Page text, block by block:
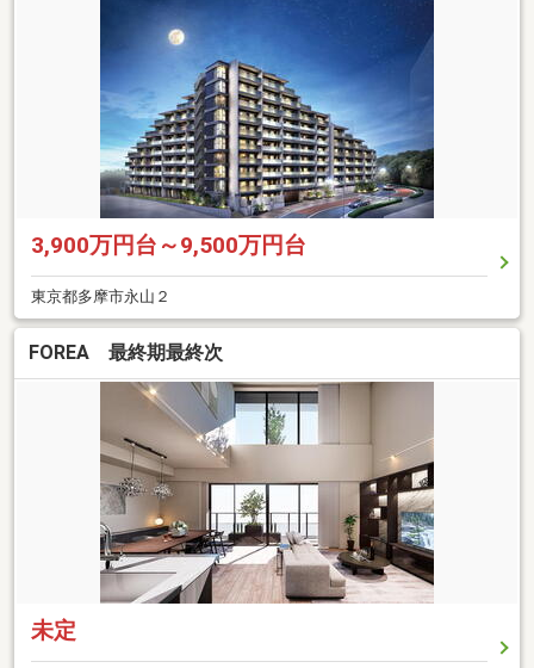
3,900万円台～9,500万円台
東京都多摩市永山２
FOREA 最終期最終次
未定